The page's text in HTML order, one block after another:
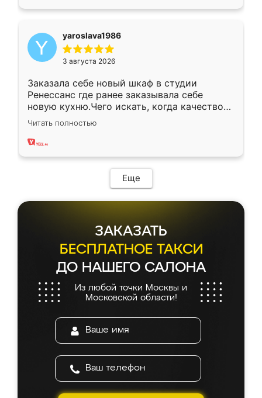
yaroslava1986
3 августа 2026
Заказала себе новый шкаф в студии
Ренессанс где ранее заказывала себе
новую кухню.Чего искать, когда качеством
вполне довольна. Служит кухня уже почти
два года, нареканий нет.
Читать полностью
Еще
ЗАКАЗАТЬ
БЕСПЛАТНОЕ ТАКСИ
ДО НАШЕГО САЛОНА
Из любой точки Москвы и
Московской области!